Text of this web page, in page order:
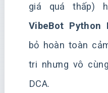
giá quá thấp)
VibeBot Python
bỏ hoàn toàn
tri nhưng vô
DCA.